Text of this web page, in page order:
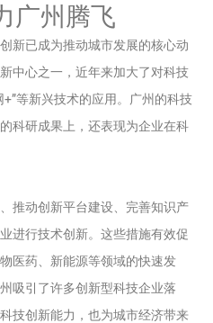
广州腾飞
新已成为推动城市发展的核心动
中心之一，近年来加大了对科技
等新兴技术的应用。广州的科技
科研成果上，还表现为企业在科
推动创新平台建设、完善知识产
进行技术创新。这些措施有效促
医药、新能源等领域的快速发
吸引了许多创新型科技企业落
技创新能力，也为城市经济带来